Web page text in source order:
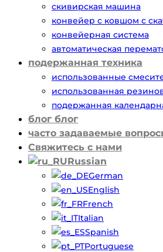
скивирская машина
конвейер с ковшом с
конвейерная система
автоматическая
подержанная техника
использованные
использованная
подержанная
блог блог
часто задаваемые
Свяжитесь с нами
Russian
German
English
French
Italian
Spanish
Portuguese